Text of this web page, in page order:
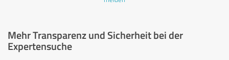
Mehr Transparenz und Sicherheit bei der
Expertensuche